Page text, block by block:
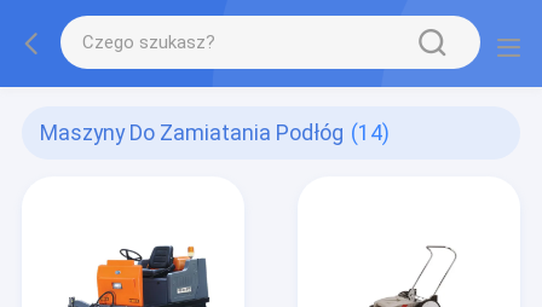
Maszyny Do Zamiatania Podłóg (14)